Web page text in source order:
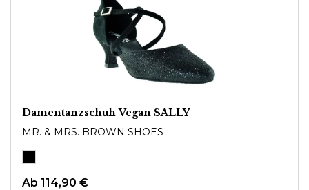
Damentanzschuh Vegan SALLY
MR. & MRS. BROWN SHOES
Ab 114,90 €